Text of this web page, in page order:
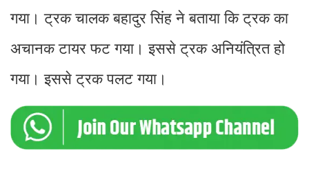
गया। ट्रक चालक बहादुर सिंह ने बताया कि ट्रक का
अचानक टायर फट गया। इससे ट्रक अनियंत्रित हो
गया। इससे ट्रक पलट गया।